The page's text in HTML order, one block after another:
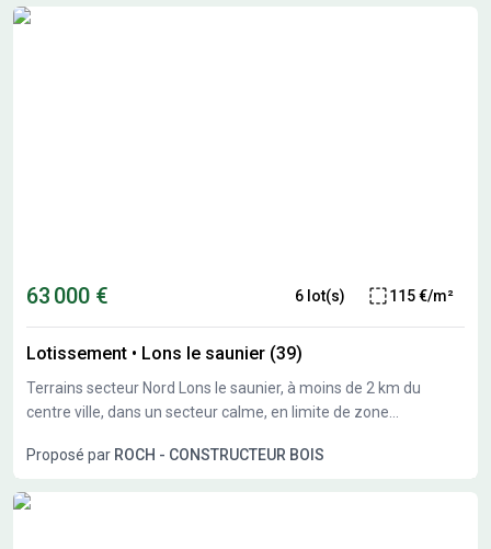
Résultats de recherche
63 000 € 6 lot(s) 115 €/m²
Lotissement • Lons le saunier (39)
Terrains secteur Nord Lons le saunier, à moins de 2 km du
centre ville, dans un secteur calme, en limite de zone
constructibles de 550 à 1300M²
Proposé par ROCH - CONSTRUCTEUR BOIS